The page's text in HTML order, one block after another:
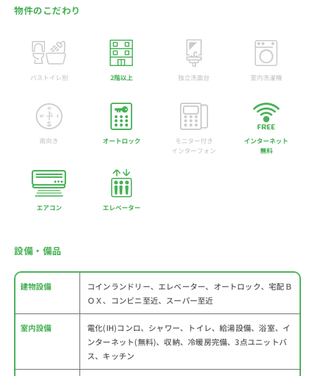
物件のこだわり
バストイレ別 2階以上 独立洗面台 室内洗濯機
南向き オートロック
モニター付き
インターフォン
インターネット
無料
エアコン エレベーター
設備・備品
建物設備
コインランドリー、エレベーター、オートロック、宅配Ｂ
ＯＸ、コンビニ至近、スーパー至近
室内設備
電化(IH)コンロ、シャワー、トイレ、給湯設備、浴室、イ
ンターネット(無料)、収納、冷暖房完備、3点ユニットバ
ス、キッチン